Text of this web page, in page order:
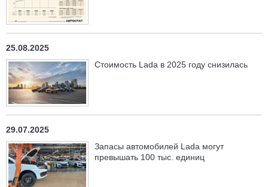
25.08.2025
Стоимость Lada в 2025 году снизилась
29.07.2025
Запасы автомобилей Lada могут
превышать 100 тыс. единиц